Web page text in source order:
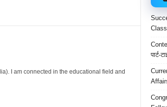
I am connected in the educational field and